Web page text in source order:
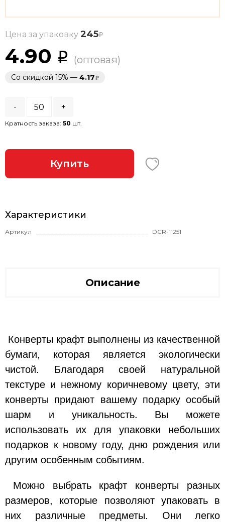
Цена за упаковку 245
4.90 (оптовая)
Со скидкой 15% — 4.17
- +
Кратность заказа: 50 шт.
Купить
Характеристики
Артикул DCR-11251
Описание
Конверты крафт выполнены из качественной
бумаги, которая является экологически
чистой. Благодаря своей натуральной
текстуре и нежному коричневому цвету, эти
конверты придают вашему подарку особый
шарм и уникальность. Вы можете
использовать их для упаковки небольших
подарков к новому году, дню рождения или
другим особенным событиям.
Можно выбрать крафт конверты разных
размеров, которые позволяют упаковать в
них различные предметы. Они легко